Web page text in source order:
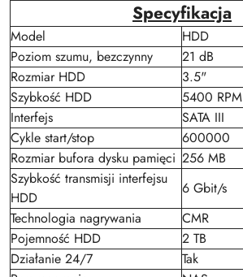
Specyfikacja
Model
HDD
Poziom szumu, bezczynny
21 dB
Rozmiar HDD
3.5"
Szybkość HDD
5400 RPM
Interfejs
SATA III
Cykle start/stop
600000
Rozmiar bufora dysku pamięci 256 MB
Szybkość transmisji interfejsu
HDD
6 Gbit/s
Technologia nagrywania
CMR
Pojemność HDD
2 TB
Działanie 24/7
Tak